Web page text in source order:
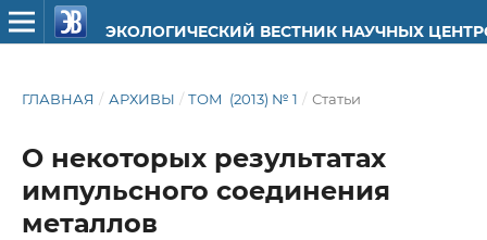
ЭКОЛОГИЧЕСКИЙ ВЕСТНИК НАУЧНЫХ
ГЛАВНАЯ / АРХИВЫ / ТОМ (2013) № 1 / Статьи
О некоторых результатах
импульсного соединения
металлов